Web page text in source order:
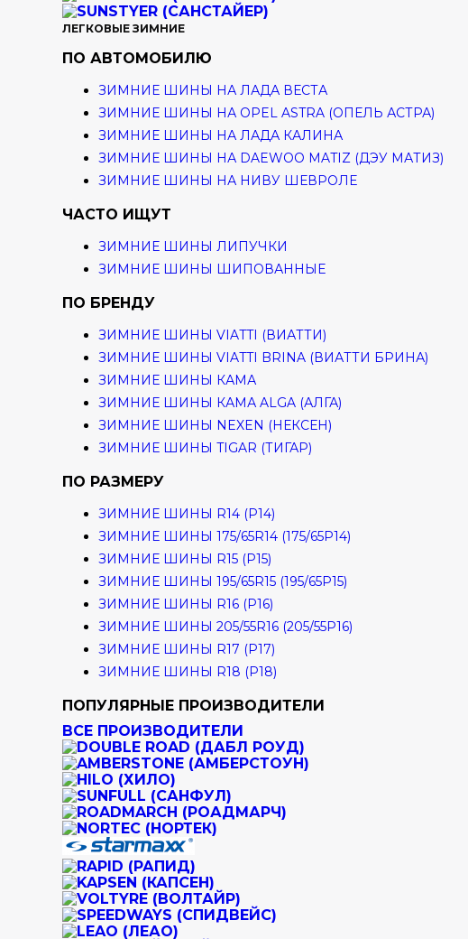
ЛЕГКОВЫЕ ЗИМНИЕ
ПО АВТОМОБИЛЮ
ЗИМНИЕ ШИНЫ НА ЛАДА ВЕСТА
ЗИМНИЕ ШИНЫ НА OPEL ASTRA (ОПЕЛЬ АСТРА)
ЗИМНИЕ ШИНЫ НА ЛАДА КАЛИНА
ЗИМНИЕ ШИНЫ НА DAEWOO MATIZ (ДЭУ МАТИЗ)
ЗИМНИЕ ШИНЫ НА НИВУ ШЕВРОЛЕ
ЧАСТО ИЩУТ
ЗИМНИЕ ШИНЫ ЛИПУЧКИ
ЗИМНИЕ ШИНЫ ШИПОВАННЫЕ
ПО БРЕНДУ
ЗИМНИЕ ШИНЫ VIATTI (ВИАТТИ)
ЗИМНИЕ ШИНЫ VIATTI BRINA (ВИАТТИ БРИНА)
ЗИМНИЕ ШИНЫ КАМА
ЗИМНИЕ ШИНЫ КАМА ALGA (АЛГА)
ЗИМНИЕ ШИНЫ NEXEN (НЕКСЕН)
ЗИМНИЕ ШИНЫ TIGAR (ТИГАР)
ПО РАЗМЕРУ
ЗИМНИЕ ШИНЫ R14 (Р14)
ЗИМНИЕ ШИНЫ 175/65R14 (175/65Р14)
ЗИМНИЕ ШИНЫ R15 (Р15)
ЗИМНИЕ ШИНЫ 195/65R15 (195/65Р15)
ЗИМНИЕ ШИНЫ R16 (Р16)
ЗИМНИЕ ШИНЫ 205/55R16 (205/55Р16)
ЗИМНИЕ ШИНЫ R17 (Р17)
ЗИМНИЕ ШИНЫ R18 (Р18)
ПОПУЛЯРНЫЕ ПРОИЗВОДИТЕЛИ
ВСЕ ПРОИЗВОДИТЕЛИ